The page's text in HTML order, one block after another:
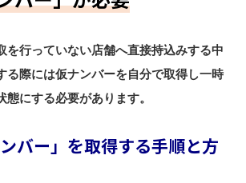
を行っていない店舗へ直接持込みする中
る際には仮ナンバーを自分で取得し一時
にする必要があります。
バー」を取得する手順と方